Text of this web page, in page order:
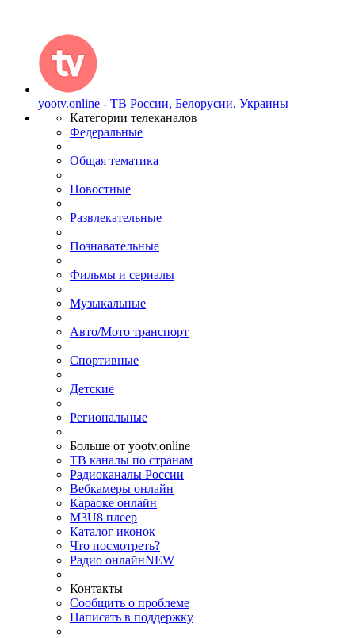
yootv.online - ТВ России, Белорусии, Украины
Категории телеканалов
Федеральные
Общая тематика
Новостные
Развлекательные
Познавательные
Фильмы и сериалы
Музыкальные
Авто/Мото транспорт
Спортивные
Детские
Региональные
Больше от yootv.online
ТВ каналы по странам
Радиоканалы России
Вебкамеры онлайн
Караоке онлайн
M3U8 плеер
Каталог иконок
Что посмотреть?
Радио онлайнNEW
Контакты
Сообщить о проблеме
Написать в поддержку